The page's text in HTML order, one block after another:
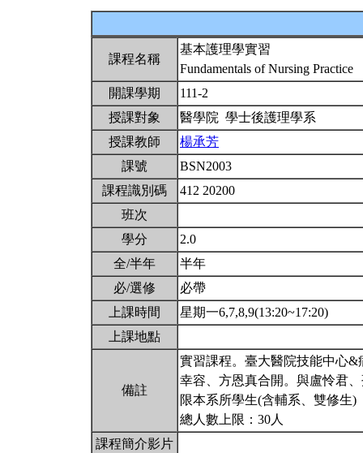
課程名稱
基本護理學實習
Fundamentals of Nursing Practice
開課學期
111-2
授課對象
醫學院 學士後護理學系
授課教師
楊承芳
課號
BSN2003
課程識別碼
412 20200
班次
學分
2.0
全/半年
半年
必/選修
必帶
上課時間
星期一6,7,8,9(13:20~17:20)
上課地點
備註
實習課程。臺大醫院技能中心
幸容、方恩真合開。與盧怜君
限本系所學生(含輔系、雙修生)
總人數上限：30人
課程簡介影片